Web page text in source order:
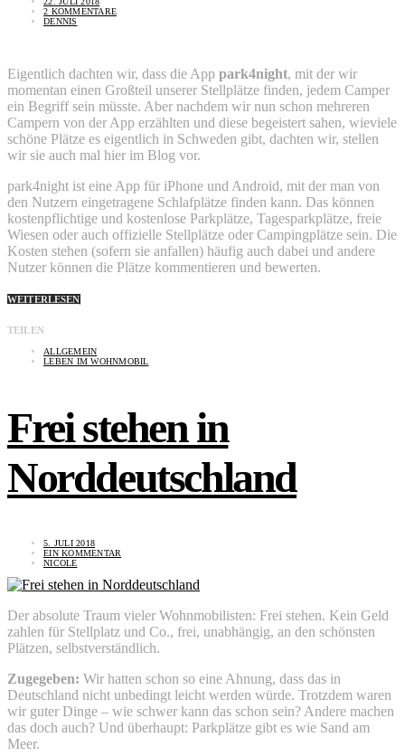
2 KOMMENTARE
DENNIS
Eigentlich dachten wir, dass die App park4night, mit der wir
momentan einen Großteil unserer Stellplätze finden, jedem Camper
ein Begriff sein müsste. Aber nachdem wir nun schon mehreren
Campern von der App erzählten und diese begeistert sahen, wieviele
schöne Plätze es eigentlich in Schweden gibt, dachten wir, stellen
wir sie auch mal hier im Blog vor.
park4night ist eine App für iPhone und Android, mit der man von
den Nutzern eingetragene Schlafplätze finden kann. Das können
kostenpflichtige und kostenlose Parkplätze, Tagesparkplätze, freie
Wiesen oder auch offizielle Stellplätze oder Campingplätze sein. Die
Kosten stehen (sofern sie anfallen) häufig auch dabei und andere
Nutzer können die Plätze kommentieren und bewerten.
WEITERLESEN
TEILEN
ALLGEMEIN
LEBEN IM WOHNMOBIL
Frei stehen in
Norddeutschland
5. JULI 2018
EIN KOMMENTAR
NICOLE
Der absolute Traum vieler Wohnmobilisten: Frei stehen. Kein Geld
zahlen für Stellplatz und Co., frei, unabhängig, an den schönsten
Plätzen, selbstverständlich.
Zugegeben: Wir hatten schon so eine Ahnung, dass das in
Deutschland nicht unbedingt leicht werden würde. Trotzdem waren
wir guter Dinge – wie schwer kann das schon sein? Andere machen
das doch auch? Und überhaupt: Parkplätze gibt es wie Sand am
Meer.